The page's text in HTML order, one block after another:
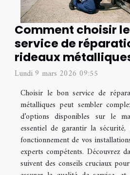
Comment choisir
service de
rideaux
Lundi 9 mars 2026 09:55
Choisir le bon service de
métalliques peut sembler
d’options disponibles sur le
essentiel de garantir la
fonctionnement de vos
experts compétents. Découvrez
suivent des conseils cruciaux